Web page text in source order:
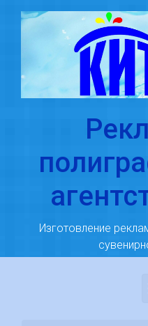
Skip to main content
Изготовление